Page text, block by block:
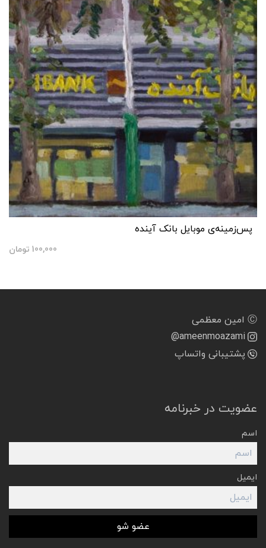
پس‌زمینه‌ی موبایل بانک آینده
100,000 تومان
Ⓒ امین معظمی
@ameenmoazami
پشتیبانی واتساپ
عضویت در خبرنامه
اسم
ایمیل